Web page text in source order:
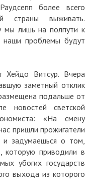
более всего
страны выживать.
мы лишь на полпути к
наши проблемы будут
Хейдо Витсур. Вчера
заметный отклик
подальше от
новостей светской
«На смену
пришли прожигатели
и задумаешься о том,
которую приводили в
убогих государств
выхода из которого